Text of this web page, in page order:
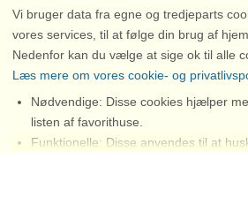
Vi bruger data fra egne og tredjeparts
vores services, til at følge din brug af
Nedenfor kan du vælge at sige ok til alle
Læs mere om vores cookie- og
Nødvendige: Disse cookies hjælper
listen af favorithuse.
Funktionelle: Disse anvendes til at
Chat